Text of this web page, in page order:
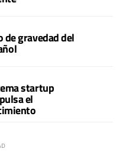
gravedad del
startup
el